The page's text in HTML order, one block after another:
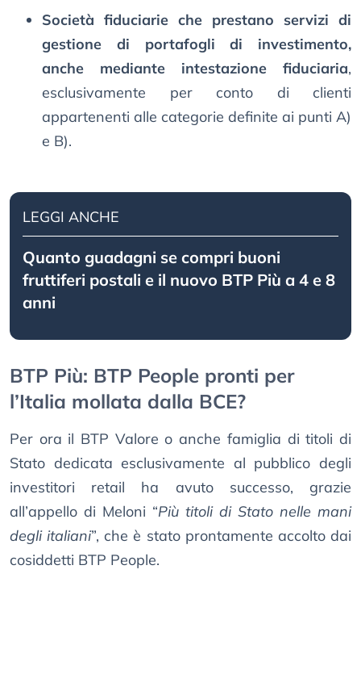
Società fiduciarie che prestano servizi di
gestione di portafogli di investimento,
anche mediante intestazione fiduciaria,
esclusivamente per conto di clienti
appartenenti alle categorie definite ai punti A)
e B).
LEGGI ANCHE
Quanto guadagni se compri buoni
fruttiferi postali e il nuovo BTP Più a 4 e 8
anni
BTP Più: BTP People pronti per
l’Italia mollata dalla BCE?
Per ora il BTP Valore o anche famiglia di titoli di
Stato dedicata esclusivamente al pubblico degli
investitori retail ha avuto successo, grazie
all’appello di Meloni “Più titoli di Stato nelle mani
degli italiani”, che è stato prontamente accolto dai
cosiddetti BTP People.